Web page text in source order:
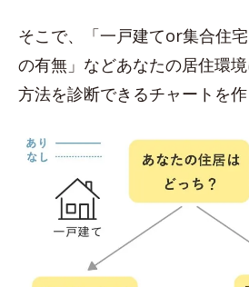
そこで、「一戸建てor集合住
の有無」などあなたの居住環
方法を診断できるチャートを作